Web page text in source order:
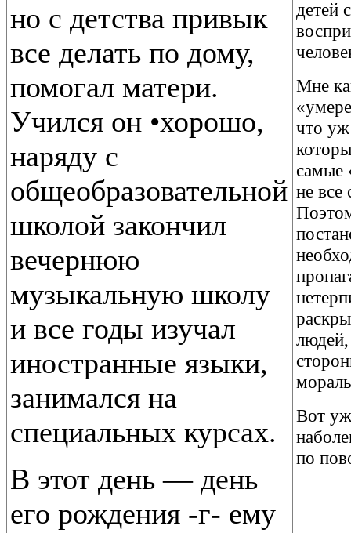
но с детства привык
все делать по дому,
помогал матери.
Учился он •хорошо,
наряду с
общеобразовательной
школой закончил
вечернюю
музыкальную школу
и все годы изучал
иностранные языки,
занимался на
специальных курсах.
В этот день — день
его рождения -г- ему
детей
Мне
что уж
самые
не все
людей,
Вот
по